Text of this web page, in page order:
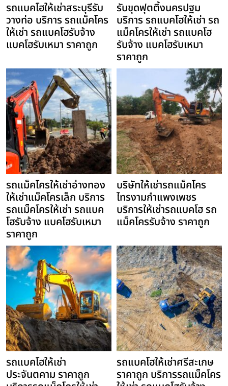
รถแบคโฮให้เช่าสระบุรีรับ
วางท่อ บริการ รถแม็คโคร
ให้เช่า รถแบคโฮรับจ้าง
แบคโฮรับเหมา ราคาถูก
รับขุดฟุตติ้งนครปฐม
บริการ รถแบคโฮให้เช่า รถ
แม็คโครให้เช่า รถแบคโฮ
รับจ้าง แบคโฮรับเหมา
ราคาถูก
รถแม็คโครให้เช่าอ่างทอง
ให้เช่าแม็คโครเล็ก บริการ
รถแม็คโครให้เช่า รถแบค
โฮรับจ้าง แบคโฮรับเหมา
ราคาถูก
บริษัทให้เช่ารถแม็คโคร
ไทรงามกำแพงเพชร
บริการให้เช่ารถแบคโฮ รถ
แม็คโครรับจ้าง ราคาถูก
รถแบคโฮให้เช่า
ประจันตคาม ราคาถูก
รถแบคโฮให้เช่าศรีสะเกษ
ราคาถูก บริการรถแม็คโคร